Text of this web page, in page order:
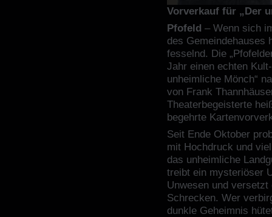
Vorverkauf für „Der
Pfofeld – Wenn sich
des Gemeindehauses
fesselnd. Die
Jahr einen echten
unheimliche Mönch“
von Frank
Theaterbegeisterte
begehrte
Seit Ende Oktober
mit Hochdruck und
das unheimliche
treibt ein mysteriöser
Unwesen und versetzt
Schrecken. Wer
dunkle Geheimnis